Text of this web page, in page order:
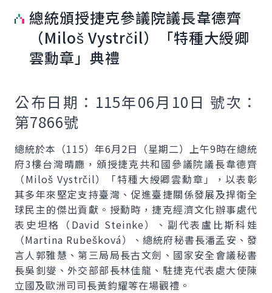
總統頒授捷克參議院議長韋德齊
（Miloš Vystrčil）「特種大綬卿
雲勳章」典禮
公布日期：115年06月10日 號次：
第7866號
總統於本（115）年6月2日（星期二）上午9時在總統
府3樓台灣晴廳，頒授捷克共和國參議院議長韋德齊
（Miloš Vystrčil）「特種大綬卿雲勳章」，以表彰
其多年來堅定支持臺灣、促進臺捷關係發展及捍衛全
球民主的傑出貢獻。授勳時，捷克經濟文化辦事處代
表史坦格（ David Steinke）、副代表盧比斯科娃
（Martina Rubešková）、總統府秘書長潘孟安、發
言人郭雅慧、第三局局長古文劍、國家安全會議秘書
長吳釗燮、外交部部長林佳龍、駐捷克代表處大使陳
立國及歐洲司司長黃鈞耀等在場觀禮。